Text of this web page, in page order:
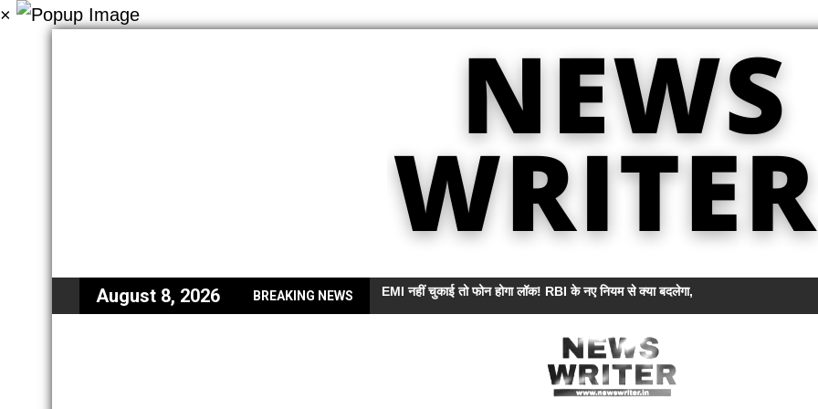
×
August 8, 2026 BREAKING NEWS EMI नहीं चुकाई तो फोन होगा लॉक! RBI के नए नियम से क्या बदलेगा, जानें अनलॉक की पूरी